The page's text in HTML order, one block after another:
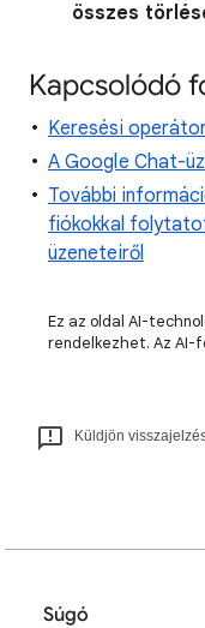
összes
Kapcsolódó
Keresési
A Google Chat-
További
fiókokkal
üzeneteiről
Ez az oldal AI-
rendelkezhet. Az
Küldjön
Súgó